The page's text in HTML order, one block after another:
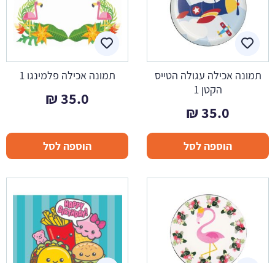
תמונה אכילה עגולה הטייס
הקטן 1
35.0
₪
הוספה לסל
תמונה אכילה פלמינגו 1
35.0
₪
הוספה לסל